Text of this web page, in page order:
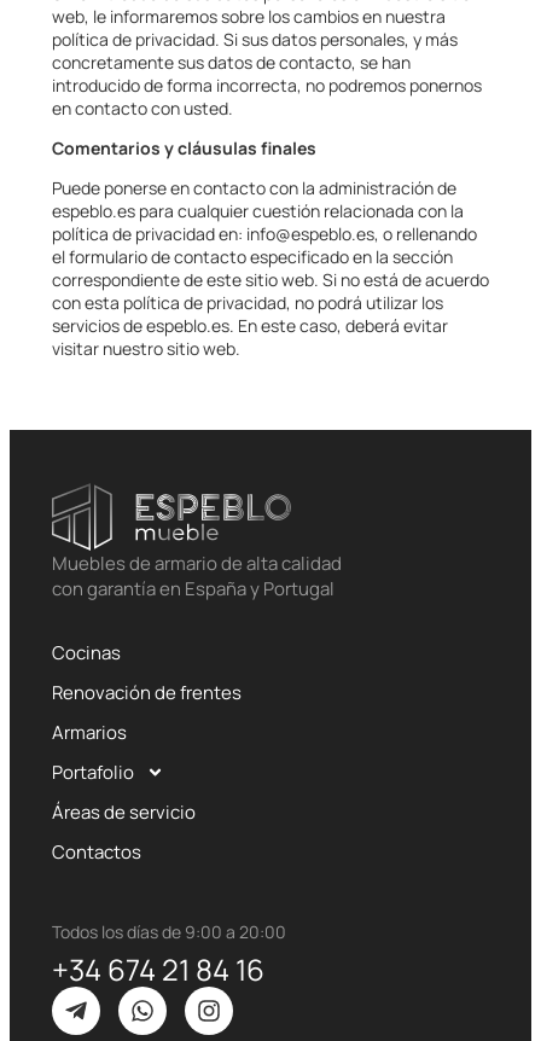
web, le informaremos sobre los cambios en nuestra
política de privacidad. Si sus datos personales, y más
concretamente sus datos de contacto, se han
introducido de forma incorrecta, no podremos ponernos
en contacto con usted.
Comentarios y cláusulas finales
Puede ponerse en contacto con la administración de
espeblo.es para cualquier cuestión relacionada con la
política de privacidad en: info@espeblo.es, o rellenando
el formulario de contacto especificado en la sección
correspondiente de este sitio web. Si no está de acuerdo
con esta política de privacidad, no podrá utilizar los
servicios de espeblo.es. En este caso, deberá evitar
visitar nuestro sitio web.
Muebles de armario de alta calidad
con garantía en España y Portugal
Cocinas
Renovación de frentes
Armarios
Portafolio
Áreas de servicio
Contactos
Todos los días de 9:00 a 20:00
+34 674 21 84 16